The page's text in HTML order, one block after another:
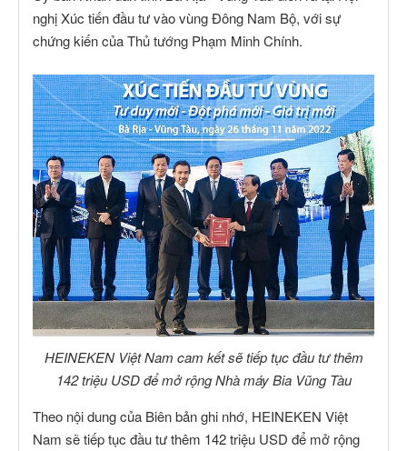
nghị Xúc tiến đầu tư vào vùng Đông Nam Bộ, với sự
chứng kiến của Thủ tướng Phạm Minh Chính.
HEINEKEN Việt Nam cam kết sẽ tiếp tục đầu tư thêm
142 triệu USD để mở rộng Nhà máy Bia Vũng Tàu
Theo nội dung của Biên bản ghi nhớ, HEINEKEN Việt
Nam sẽ tiếp tục đầu tư thêm 142 triệu USD để mở rộng